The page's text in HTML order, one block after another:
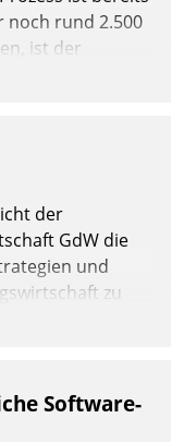
noch rund 2.500
ist der
immens. Im
daher
GmbH den
der
GdW die
und
zu
Software-